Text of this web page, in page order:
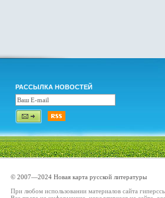
РАССЫЛКА НОВОСТЕЙ
© 2007—2024 Новая карта русской литературы
При любом использовании материалов сайта